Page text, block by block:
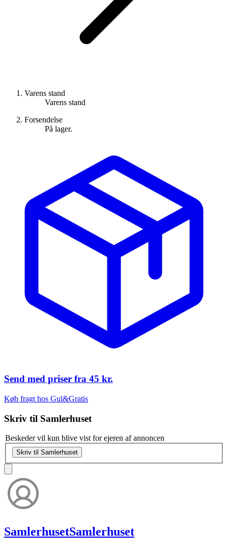
Varens stand
Varens stand
Forsendelse
På lager.
Send med priser fra 45 kr.
Køb fragt hos Gul&Gratis
Skriv til Samlerhuset
Beskeder vil kun blive vist for ejeren af annoncen
Skriv til Samlerhuset
SamlerhusetSamlerhuset